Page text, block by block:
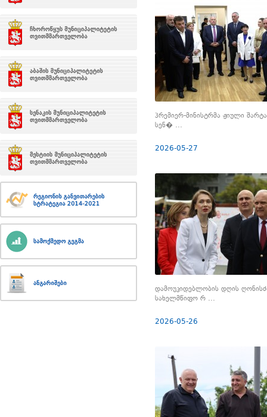
პრემიერ-მინისტრმა ჟიული
სენ� ...
2026-05-27
დამოუკიდებლობის დღის
სახელმწიფო რ ...
2026-05-26